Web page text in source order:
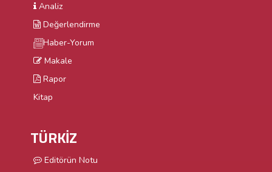
Analiz
Değerlendirme
Haber-Yorum
Makale
Rapor
Kitap
TÜRKİZ
Editörün Notu